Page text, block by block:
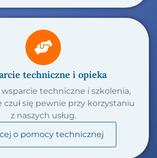
techniczne i opieka
techniczne i szkolenia,
czuł się pewnie przy korzystaniu
z naszych usług.
o pomocy technicznej